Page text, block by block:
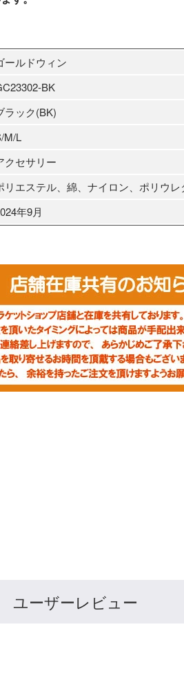
ールドウィン
BK
ラック(BK)
M/L
クセサリー
リエステル、綿、ナイロン、ポリウレ
年9月
ユーザーレビュー